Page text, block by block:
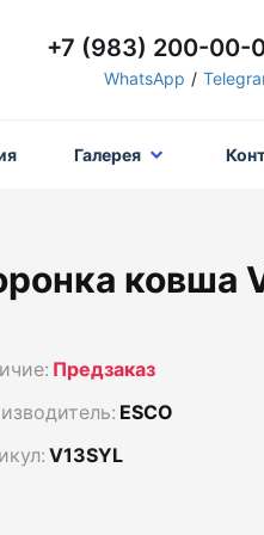
+7 (983) 200-00-
WhatsApp /
Галерея
ковша
Предзаказ
ESCO
V13SYL